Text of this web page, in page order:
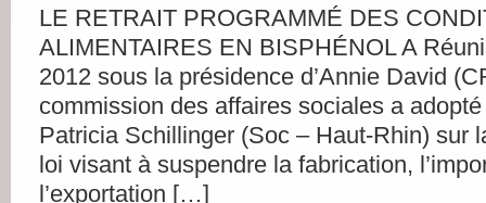
LE RETRAIT PROGRAMMÉ DES
ALIMENTAIRES EN BISPHÉNOL A
2012 sous la présidence d’Annie David
commission des affaires sociales a
Patricia Schillinger (Soc – Haut-Rhin) sur
loi visant à suspendre la fabrication,
l’exportation […]